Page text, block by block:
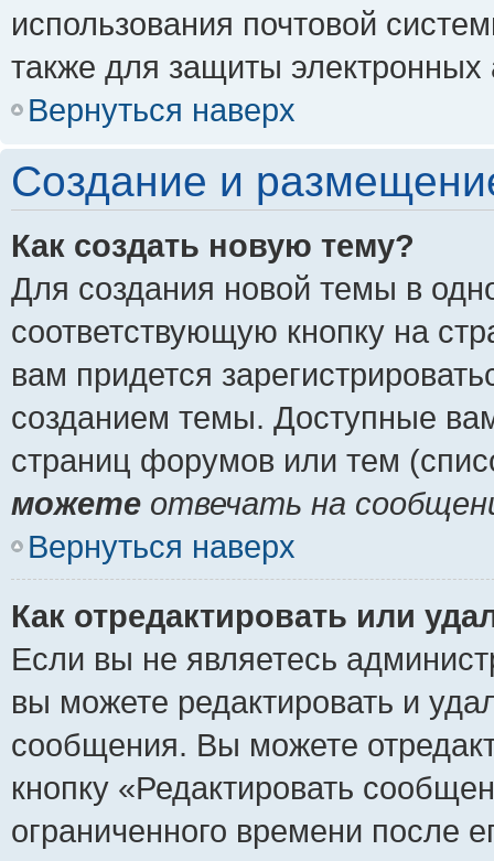
использования почтовой
также для защиты электронных
Вернуться наверх
Создание и
Как создать новую тему?
Для создания новой темы в
соответствующую кнопку на
вам придется
созданием темы. Доступные
страниц форумов или тем
можете отвечать на
Вернуться наверх
Как отредактировать или
Если вы не являетесь
вы можете редактировать и
сообщения. Вы можете
кнопку «Редактировать
ограниченного времени после